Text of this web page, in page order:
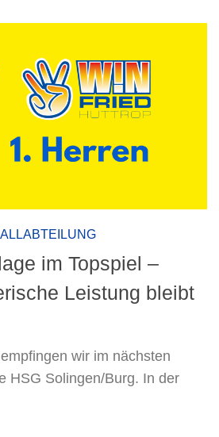
im Topspiel –
Leistung bleibt
wir im nächsten
HSG Solingen/Burg. In der